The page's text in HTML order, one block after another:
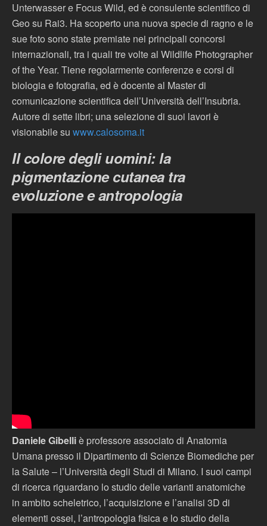
Unterwasser e Focus Wild, ed è consulente scientifico di
Geo su Rai3. Ha scoperto una nuova specie di ragno e le
sue foto sono state premiate nei principali concorsi
internazionali, tra i quali tre volte al Wildlife Photographer
of the Year. Tiene regolarmente conferenze e corsi di
biologia e fotografia, ed è docente al Master di
comunicazione scientifica dell’Università dell’Insubria.
Autore di sette libri; una selezione di suoi lavori è
visionabile su www.calosoma.it
Il colore degli uomini: la
pigmentazione cutanea tra
evoluzione e antropologia
Daniele Gibelliè professore associato di Anatomia
Umana presso il Dipartimento di Scienze Biomediche per
la Salute – l’Università degli Studi di Milano. I suoi campi
di ricerca riguardano lo studio delle varianti anatomiche
in ambito scheletrico, l’acquisizione e l’analisi 3D di
elementi ossei, l’antropologia fisica e lo studio della